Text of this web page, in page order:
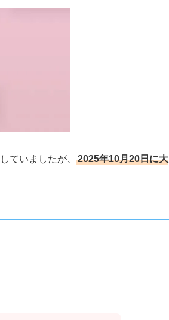
ていましたが、
2025年10月20日に大